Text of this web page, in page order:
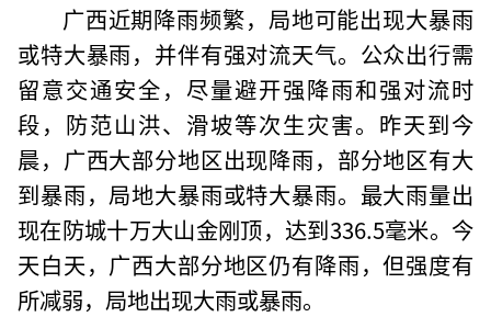
广西近期降雨频繁，局地可能出现大暴雨
或特大暴雨，并伴有强对流天气。公众出行需
留意交通安全，尽量避开强降雨和强对流时
段，防范山洪、滑坡等次生灾害。昨天到今
晨，广西大部分地区出现降雨，部分地区有大
到暴雨，局地大暴雨或特大暴雨。最大雨量出
现在防城十万大山金刚顶，达到336.5毫米。今
天白天，广西大部分地区仍有降雨，但强度有
所减弱，局地出现大雨或暴雨。